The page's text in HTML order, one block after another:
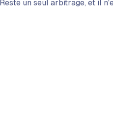
un seul arbitrage, et il